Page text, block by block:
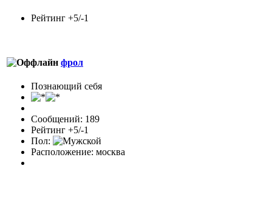
Рейтинг +5/-1
фрол
Познающий себя
Сообщений: 189
Рейтинг +5/-1
Пол:
Расположение: москва